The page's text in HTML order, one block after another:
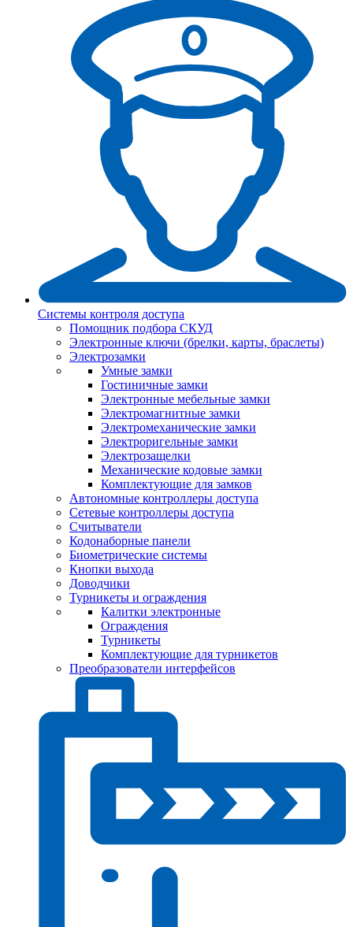
Системы контроля доступа
Помощник подбора СКУД
Электронные ключи (брелки, карты, браслеты)
Электрозамки
Умные замки
Гостиничные замки
Электронные мебельные замки
Электромагнитные замки
Электромеханические замки
Электроригельные замки
Электрозащелки
Механические кодовые замки
Комплектующие для замков
Автономные контроллеры доступа
Сетевые контроллеры доступа
Считыватели
Кодонаборные панели
Биометрические системы
Кнопки выхода
Доводчики
Турникеты и ограждения
Калитки электронные
Ограждения
Турникеты
Комплектующие для турникетов
Преобразователи интерфейсов